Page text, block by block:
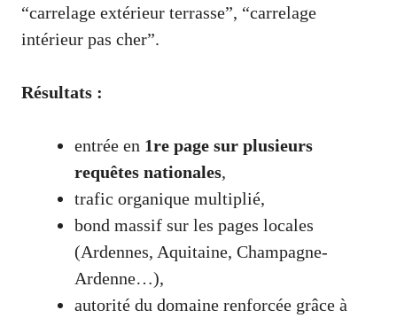
“carrelage extérieur terrasse”, “carrelage
intérieur pas cher”.
Résultats :
entrée en 1re page sur plusieurs
requêtes nationales,
trafic organique multiplié,
bond massif sur les pages locales
(Ardennes, Aquitaine, Champagne-
Ardenne…),
autorité du domaine renforcée grâce à